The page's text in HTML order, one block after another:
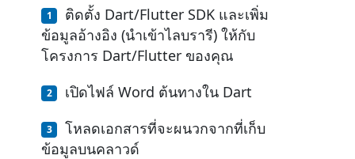
ติดตั้ง Dart/Flutter SDK และเพิ่ม
ข้อมูลอ้างอิง (นำเข้าไลบรารี) ให้กับ
โครงการ Dart/Flutter ของคุณ
เปิดไฟล์ Word ต้นทางใน Dart
โหลดเอกสารที่จะผนวกจากที่เก็บ
ข้อมูลบนคลาวด์